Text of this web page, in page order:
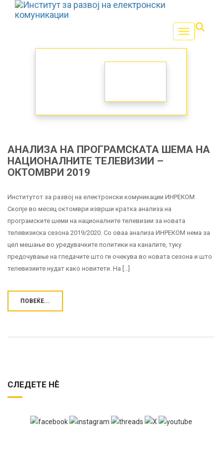
Toggle
АНАЛИЗА НА ПРОГРАМСКАТА ШЕМА НА
НАЦИОНАЛНИТЕ ТЕЛЕВИЗИИ –
ОКТОМВРИ 2019
Институтот за развој на електронски комуникации ИНРЕКОМ
Скопје во месец октомври изврши кратка анализа на
програмските шеми на националните телевизии за новата
телевизиска сезона 2019/2020. Со оваа анализа ИНРЕКОМ нема за
цел мешање во уредувачките политики на каналите, туку
предочување на гледачите што ги очекува во новата сезона и што
телевизиите нудат како новитети. На […]
ПОВЕЌЕ...
СЛЕДЕТЕ НЀ